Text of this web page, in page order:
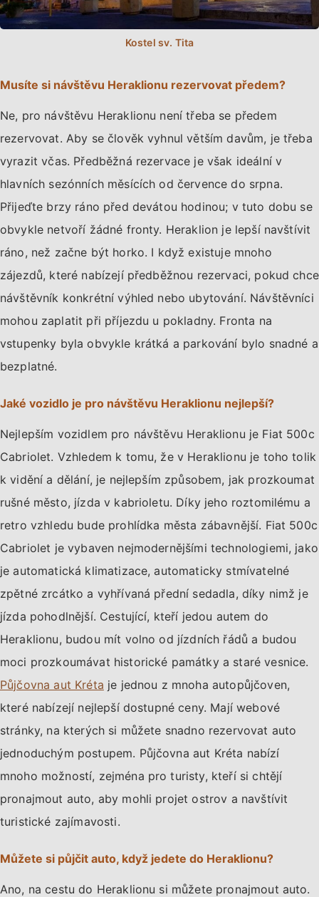
Musíte si návštěvu Heraklionu rezervovat předem?
Ne, pro návštěvu Heraklionu není třeba se předem
rezervovat. Aby se člověk vyhnul větším davům, je třeba
vyrazit včas. Předběžná rezervace je však ideální v
hlavních sezónních měsících od července do srpna.
Přijeďte brzy ráno před devátou hodinou; v tuto dobu se
obvykle netvoří žádné fronty. Heraklion je lepší navštívit
ráno, než začne být horko. I když existuje mnoho
zájezdů, které nabízejí předběžnou rezervaci, pokud chce
návštěvník konkrétní výhled nebo ubytování. Návštěvníci
mohou zaplatit při příjezdu u pokladny. Fronta na
vstupenky byla obvykle krátká a parkování bylo snadné a
bezplatné.
Jaké vozidlo je pro návštěvu Heraklionu nejlepší?
Nejlepším vozidlem pro návštěvu Heraklionu je Fiat 500c
Cabriolet. Vzhledem k tomu, že v Heraklionu je toho tolik
k vidění a dělání, je nejlepším způsobem, jak prozkoumat
rušné město, jízda v kabrioletu. Díky jeho roztomilému a
retro vzhledu bude prohlídka města zábavnější. Fiat 500c
Cabriolet je vybaven nejmodernějšími technologiemi, jako
je automatická klimatizace, automaticky stmívatelné
zpětné zrcátko a vyhřívaná přední sedadla, díky nimž je
jízda pohodlnější. Cestující, kteří jedou autem do
Heraklionu, budou mít volno od jízdních řádů a budou
moci prozkoumávat historické památky a staré vesnice.
Půjčovna aut Kréta je jednou z mnoha autopůjčoven,
které nabízejí nejlepší dostupné ceny. Mají webové
stránky, na kterých si můžete snadno rezervovat auto
jednoduchým postupem. Půjčovna aut Kréta nabízí
mnoho možností, zejména pro turisty, kteří si chtějí
pronajmout auto, aby mohli projet ostrov a navštívit
turistické zajímavosti.
Můžete si půjčit auto, když jedete do Heraklionu?
Ano, na cestu do Heraklionu si můžete pronajmout auto.